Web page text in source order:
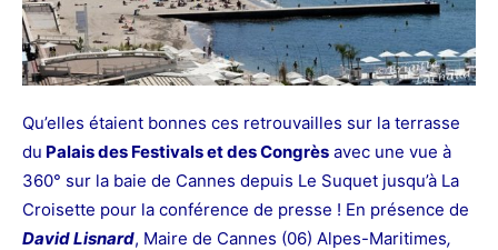
Qu’elles étaient bonnes ces retrouvailles sur la terrasse
du Palais des Festivals et des Congrès avec une vue à
360° sur la baie de Cannes depuis Le Suquet jusqu’à La
Croisette pour la conférence de presse ! En présence de
David Lisnard, Maire de Cannes (06) Alpes-Maritimes,